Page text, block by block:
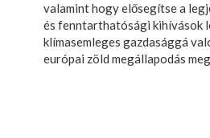
valamint hogy elősegítse a
és fenntarthatósági kihívások
klímasemleges gazdasággá
európai zöld megállapodás